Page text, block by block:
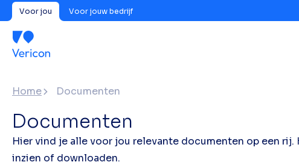
Voor jou Voor jouw bedrijf
Home Documenten
Documenten
Hier vind je alle voor jou relevante documenten op een
inzien of downloaden.